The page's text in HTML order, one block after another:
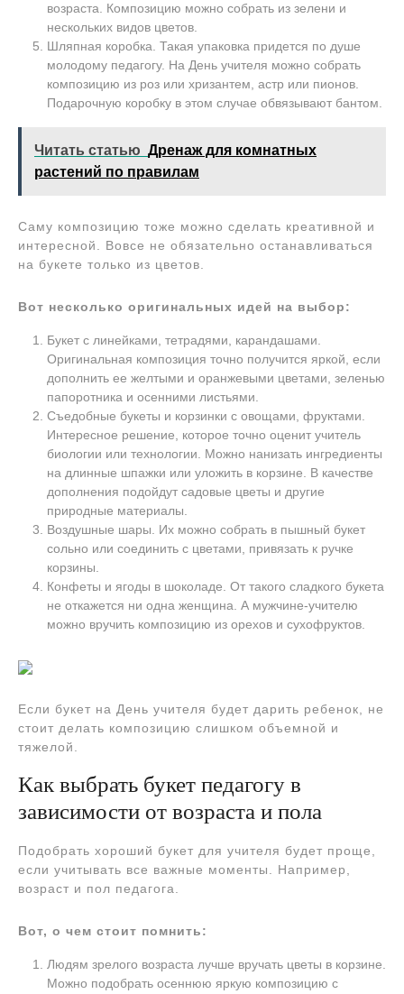
возраста. Композицию можно собрать из зелени и
нескольких видов цветов.
Шляпная коробка. Такая упаковка придется по душе
молодому педагогу. На День учителя можно собрать
композицию из роз или хризантем, астр или пионов.
Подарочную коробку в этом случае обвязывают бантом.
Читать статью Дренаж для комнатных
растений по правилам
Саму композицию тоже можно сделать креативной и
интересной. Вовсе не обязательно останавливаться
на букете только из цветов.
Вот несколько оригинальных идей на выбор:
Букет с линейками, тетрадями, карандашами.
Оригинальная композиция точно получится яркой, если
дополнить ее желтыми и оранжевыми цветами, зеленью
папоротника и осенними листьями.
Съедобные букеты и корзинки с овощами, фруктами.
Интересное решение, которое точно оценит учитель
биологии или технологии. Можно нанизать ингредиенты
на длинные шпажки или уложить в корзине. В качестве
дополнения подойдут садовые цветы и другие
природные материалы.
Воздушные шары. Их можно собрать в пышный букет
сольно или соединить с цветами, привязать к ручке
корзины.
Конфеты и ягоды в шоколаде. От такого сладкого букета
не откажется ни одна женщина. А мужчине-учителю
можно вручить композицию из орехов и сухофруктов.
Если букет на День учителя будет дарить ребенок, не
стоит делать композицию слишком объемной и
тяжелой.
Как выбрать букет педагогу в
зависимости от возраста и пола
Подобрать хороший букет для учителя будет проще,
если учитывать все важные моменты. Например,
возраст и пол педагога.
Вот, о чем стоит помнить:
Людям зрелого возраста лучше вручать цветы в корзине.
Можно подобрать осеннюю яркую композицию с